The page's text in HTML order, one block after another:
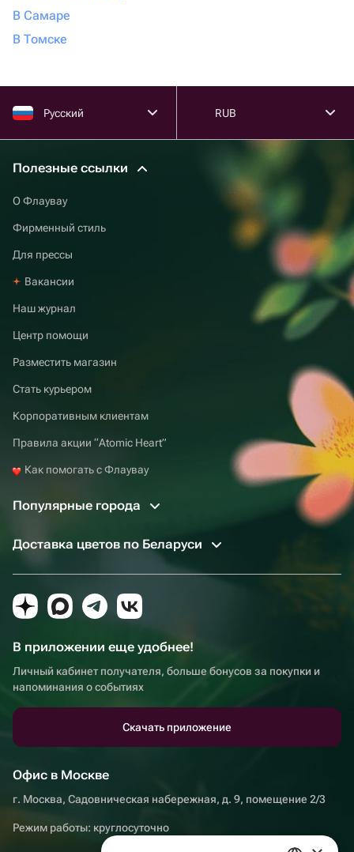
В Самаре
В Томске
Русский RUB
Полезные ссылки
О Флаувау
Фирменный стиль
Для прессы
Вакансии
Наш журнал
Центр помощи
Разместить магазин
Стать курьером
Корпоративным клиентам
Правила акции “Atomic Heart”
Как помогать с Флаувау
Популярные города
Доставка цветов по Беларуси
В приложении еще удобнее!
Личный кабинет получателя, больше бонусов за покупки и
напоминания о событиях
Скачать приложение
Офис в Москве
г. Москва, Садовническая набережная, д. 9, помещение 2/3
Режим работы: круглосуточно